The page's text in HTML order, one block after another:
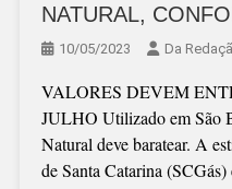
NATURAL,
10/05/2023 Da
VALORES DEVEM
JULHO Utilizado em São
Natural deve baratear. A
de Santa Catarina